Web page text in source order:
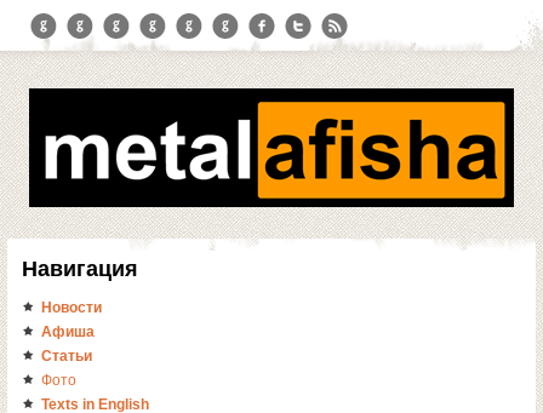
Навигация
Новости
Афиша
Статьи
Фото
Texts in English